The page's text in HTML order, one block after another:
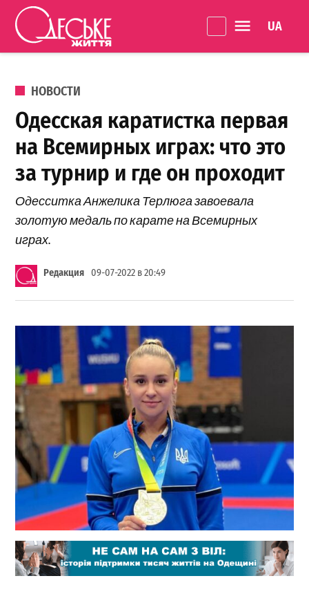
Перейти к содержанию
життя
ОПУБЛИКОВАНО В
НОВОСТИ
Одесская каратистка первая
на Всемирных играх: что это
за турнир и где он проходит
Одесситка Анжелика Терлюга завоевала
золотую медаль по карате на Всемирных
играх.
Редакция 09-07-2022 в 20:49